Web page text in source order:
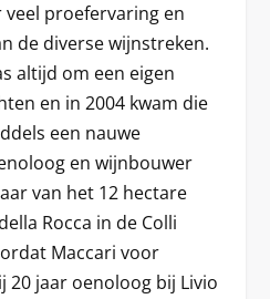
proefervaring en
de diverse wijnstreken.
altijd om een eigen
en in 2004 kwam die
een nauwe
en wijnbouwer
van het 12 hectare
Rocca in de Colli
Maccari voor
20 jaar oenoloog bij Livio